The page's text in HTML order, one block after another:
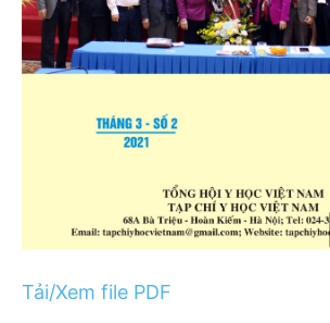
Tải/Xem file PDF